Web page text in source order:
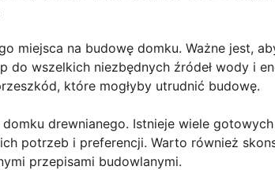
miejsca na budowę domku. Ważne jest,
do wszelkich niezbędnych źródeł wody i
które mogłyby utrudnić budowę.
drewnianego. Istnieje wiele
potrzeb i preferencji. Warto również
przepisami budowlanymi.